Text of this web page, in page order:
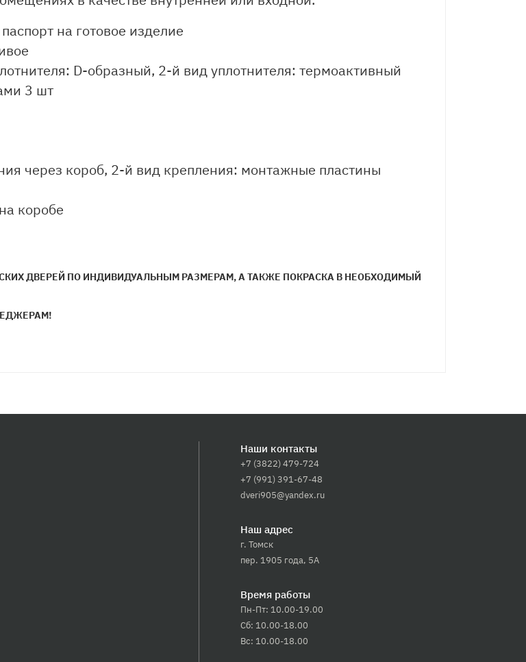
на готовое изделие
D-образный, 2-й вид уплотнителя: термоактивный
3 шт
через короб, 2-й вид крепления: монтажные пластины
коробе
ДВЕРЕЙ ПО ИНДИВИДУАЛЬНЫМ РАЗМЕРАМ, А ТАКЖЕ ПОКРАСКА В НЕОБХОДИМЫЙ
Наши контакты
+7 (3822) 479-724
+7 (991) 391-67-48
dveri905@yandex.ru
Наш адрес
г. Томск
пер. 1905 года, 5А
Время работы
Пн-Пт: 10.00-19.00
Сб: 10.00-18.00
Вс: 10.00-18.00